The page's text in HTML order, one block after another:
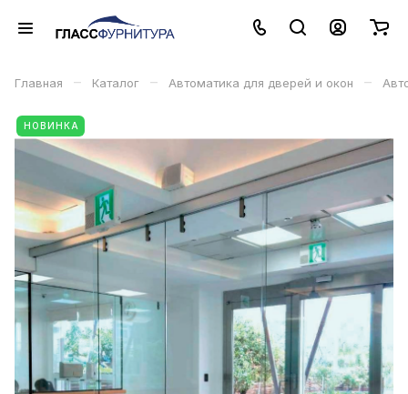
Главная – Каталог – Автоматика для дверей и окон –
НОВИНКА